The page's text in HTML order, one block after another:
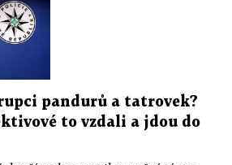
pandurů a tatrovek?
to vzdali a jdou do